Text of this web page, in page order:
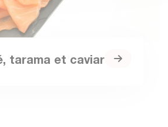
tarama et caviar